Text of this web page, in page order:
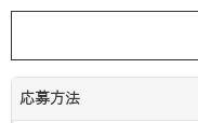
応募方法